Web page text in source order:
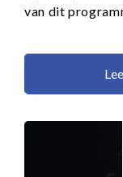
van dit